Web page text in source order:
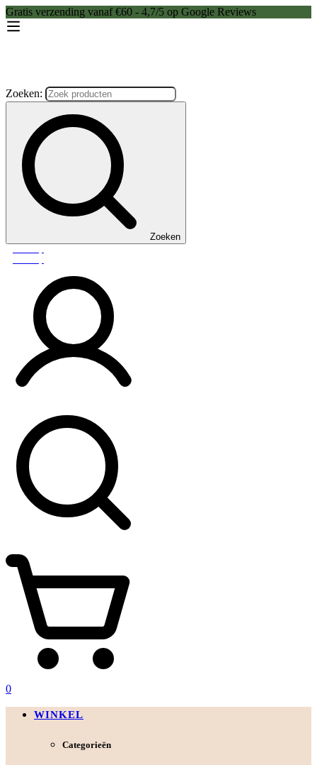
Gratis verzending vanaf €60 - 4,7/5 op Google Reviews
Zoeken:
Zoeken
0
WINKEL
Categorieën